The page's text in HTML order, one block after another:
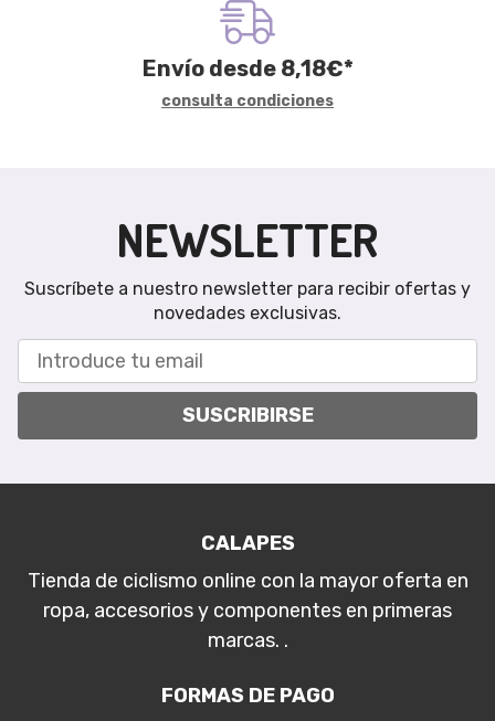
Envío desde 8,18€*
consulta condiciones
NEWSLETTER
Suscríbete a nuestro newsletter para recibir ofertas y
novedades exclusivas.
SUSCRIBIRSE
CALAPES
Tienda de ciclismo online con la mayor oferta en
ropa, accesorios y componentes en primeras
marcas. .
FORMAS DE PAGO